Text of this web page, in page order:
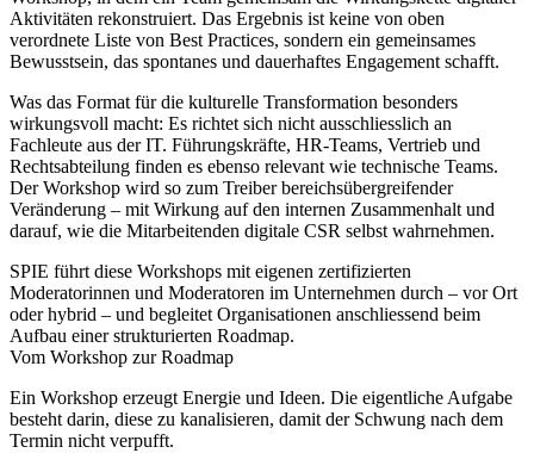
Aktivitäten rekonstruiert. Das Ergebnis ist keine von oben
verordnete Liste von Best Practices, sondern ein gemeinsames
Bewusstsein, das spontanes und dauerhaftes Engagement schafft.
Was das Format für die kulturelle Transformation besonders
wirkungsvoll macht: Es richtet sich nicht ausschliesslich an
Fachleute aus der IT. Führungskräfte, HR-Teams, Vertrieb und
Rechtsabteilung finden es ebenso relevant wie technische Teams.
Der Workshop wird so zum Treiber bereichsübergreifender
Veränderung – mit Wirkung auf den internen Zusammenhalt und
darauf, wie die Mitarbeitenden digitale CSR selbst wahrnehmen.
SPIE führt diese Workshops mit eigenen zertifizierten
Moderatorinnen und Moderatoren im Unternehmen durch – vor Ort
oder hybrid – und begleitet Organisationen anschliessend beim
Aufbau einer strukturierten Roadmap.
Vom Workshop zur Roadmap
Ein Workshop erzeugt Energie und Ideen. Die eigentliche Aufgabe
besteht darin, diese zu kanalisieren, damit der Schwung nach dem
Termin nicht verpufft.